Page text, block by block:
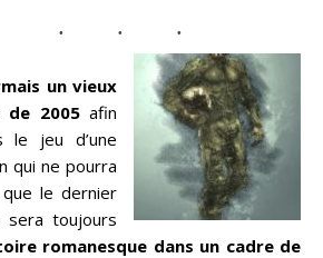
un vieux
de 2005afin
le jeu d’une
qui ne pourra
le dernier
sera toujours
romanesque dans un cadre de